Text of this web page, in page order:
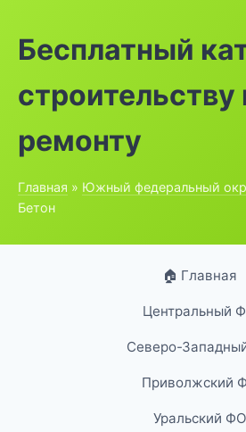
Бесплатный
строительству
ремонту
Главная » Южный федеральный
Бетон
🏠 Главная
Центральный
Северо-
Приволжский
Уральский ФО